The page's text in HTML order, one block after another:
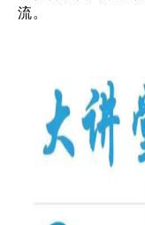
流。